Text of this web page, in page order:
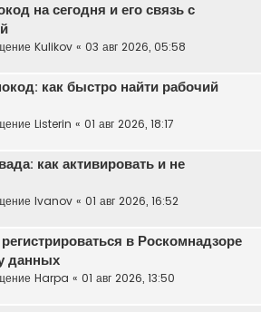
на сегодня и его связь с
Kulikov « 03 авг 2026, 05:58
как быстро найти рабочий
Listerin « 01 авг 2026, 18:17
как активировать и не
Ivanov « 01 авг 2026, 16:52
в Роскомнадзоре
данных
Harpa « 01 авг 2026, 13:50